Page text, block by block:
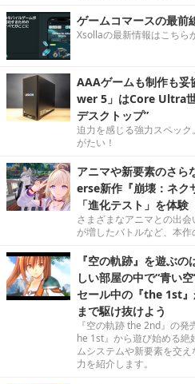
ゲームコマースの最前
Xsollaの最新情報はこちら
AAAゲームも制作も
wer 5」はCore Ultra
デスクトップ”
迫力を感じる強力スペッ
がたい！
アニマや新要素のさら
erse新作『崩壊：ネク
「進化テスト」を体験
さまざまなアニマとの出
が増したバトルなど、本作
『空の軌跡』を遊ぶ
しい部屋の中で“青い
セール中の『the 1st
まで駆け抜けよう
『空の軌跡 the 2nd』の
he 1st』から遊び始める絶
ムシステムや新要素を交
力を紹介します。